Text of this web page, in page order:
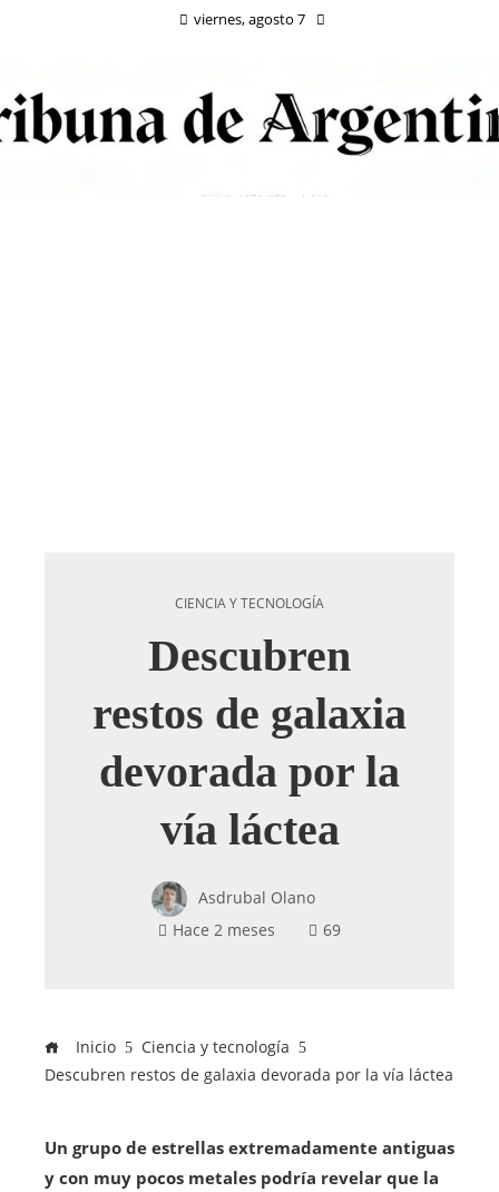
viernes, agosto 7
CIENCIA Y TECNOLOGÍA
Descubren
restos de galaxia
devorada por la
vía láctea
Asdrubal Olano
Hace 2 meses
69
Inicio
Ciencia y tecnología
Descubren restos de galaxia devorada por la vía láctea
Un grupo de estrellas extremadamente antiguas
y con muy pocos metales podría revelar que la